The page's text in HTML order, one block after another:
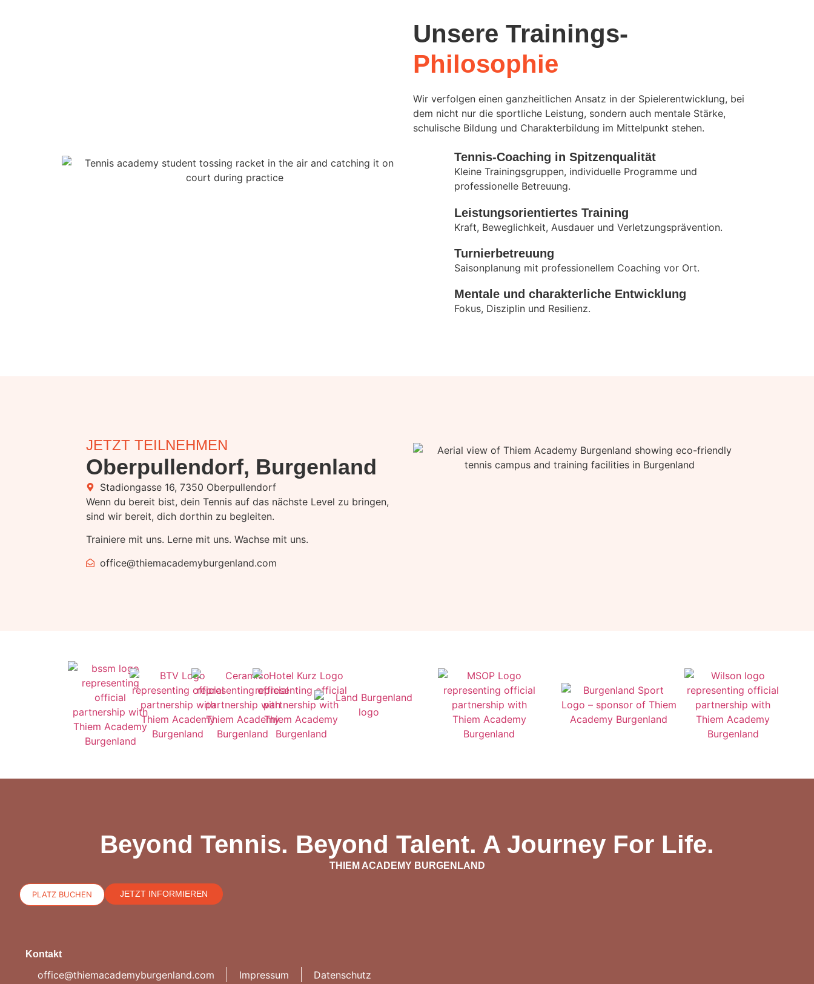
Unsere Trainings-
Philosophie
Wir verfolgen einen ganzheitlichen Ansatz in der Spielerentwicklung, bei
dem nicht nur die sportliche Leistung, sondern auch mentale Stärke,
schulische Bildung und Charakterbildung im Mittelpunkt stehen.
Tennis-Coaching in Spitzenqualität
Kleine Trainingsgruppen, individuelle Programme und
professionelle Betreuung.
Leistungsorientiertes Training
Kraft, Beweglichkeit, Ausdauer und Verletzungsprävention.
Turnierbetreuung
Saisonplanung mit professionellem Coaching vor Ort.
Mentale und charakterliche Entwicklung
Fokus, Disziplin und Resilienz.
JETZT TEILNEHMEN
Oberpullendorf, Burgenland
Stadiongasse 16, 7350 Oberpullendorf
Wenn du bereit bist, dein Tennis auf das nächste Level zu bringen,
sind wir bereit, dich dorthin zu begleiten.
Trainiere mit uns. Lerne mit uns. Wachse mit uns.
office@thiemacademyburgenland.com
Beyond Tennis. Beyond Talent. A Journey For Life.
THIEM ACADEMY BURGENLAND
PLATZ BUCHEN JETZT INFORMIEREN
Kontakt
office@thiemacademyburgenland.com Impressum Datenschutz